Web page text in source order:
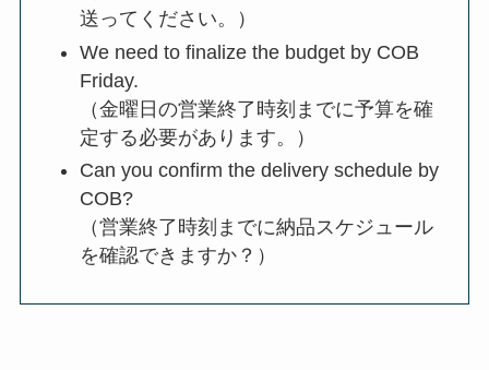
送ってください。）
We need to finalize the budget by COB
Friday.
（金曜日の営業終了時刻までに予算を確
定する必要があります。）
Can you confirm the delivery schedule by
COB?
（営業終了時刻までに納品スケジュール
を確認できますか？）